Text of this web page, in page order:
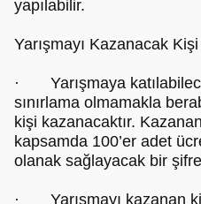
yapılabilir.
Yarışmayı Kazanacak Kişi
· Yarışmaya
sınırlama olmamakla
kişi kazanacaktır.
kapsamda 100’er adet
olanak sağlayacak bir
· Yarışmayı kazanan